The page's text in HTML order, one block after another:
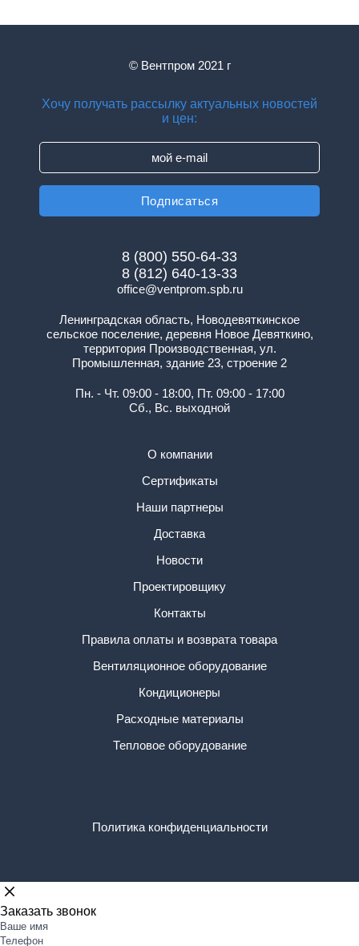
© Вентпром 2021 г
Хочу получать рассылку актуальных новостей
и цен:
8 (800) 550-64-33
8 (812) 640-13-33
office@ventprom.spb.ru
Ленинградская область, Новодевяткинское
сельское поселение, деревня Новое Девяткино,
территория Производственная, ул.
Промышленная, здание 23, строение 2
Пн. - Чт. 09:00 - 18:00, Пт. 09:00 - 17:00
Сб., Вс. выходной
О компании
Сертификаты
Наши партнеры
Доставка
Новости
Проектировщику
Контакты
Правила оплаты и возврата товара
Вентиляционное оборудование
Кондиционеры
Расходные материалы
Тепловое оборудование
Политика конфиденциальности
Заказать звонок